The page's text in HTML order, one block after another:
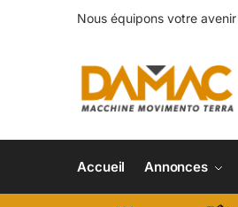
Nous équipons votre avenir
Accueil Annonces